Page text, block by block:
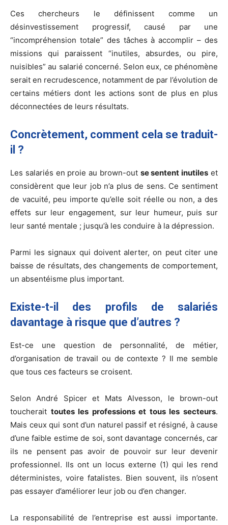
Ces chercheurs le définissent comme un
désinvestissement progressif, causé par une
“incompréhension totale” des tâches à accomplir – des
missions qui paraissent “inutiles, absurdes, ou pire,
nuisibles” au salarié concerné. Selon eux, ce phénomène
serait en recrudescence, notamment de par l’évolution de
certains métiers dont les actions sont de plus en plus
déconnectées de leurs résultats.
Concrètement, comment cela se traduit-
il ?
Les salariés en proie au brown-out se sentent inutiles et
considèrent que leur job n’a plus de sens. Ce sentiment
de vacuité, peu importe qu’elle soit réelle ou non, a des
effets sur leur engagement, sur leur humeur, puis sur
leur santé mentale ; jusqu’à les conduire à la dépression.
Parmi les signaux qui doivent alerter, on peut citer une
baisse de résultats, des changements de comportement,
un absentéisme plus important.
Existe-t-il des profils de salariés
davantage à risque que d’autres ?
Est-ce une question de personnalité, de métier,
d’organisation de travail ou de contexte ? Il me semble
que tous ces facteurs se croisent.
Selon André Spicer et Mats Alvesson, le brown-out
toucherait toutes les professions et tous les secteurs.
Mais ceux qui sont d’un naturel passif et résigné, à cause
d’une faible estime de soi, sont davantage concernés, car
ils ne pensent pas avoir de pouvoir sur leur devenir
professionnel. Ils ont un locus externe (1) qui les rend
déterministes, voire fatalistes. Bien souvent, ils n’osent
pas essayer d’améliorer leur job ou d’en changer.
La responsabilité de l’entreprise est aussi importante.